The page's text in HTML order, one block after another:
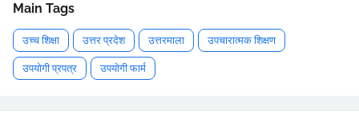
Main Tags
उच्च शिक्षा उत्तर प्रदेश उत्तरमाला उपचारात्मक शिक्षण
उपयोगी प्रपत्र उपयोगी फार्म